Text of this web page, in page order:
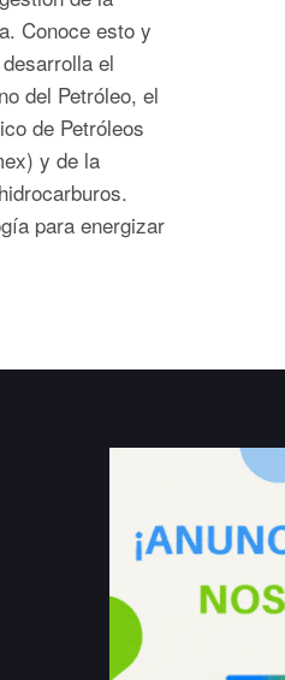
Conoce esto y
el
del Petróleo, el
de Petróleos
y de la
para energizar